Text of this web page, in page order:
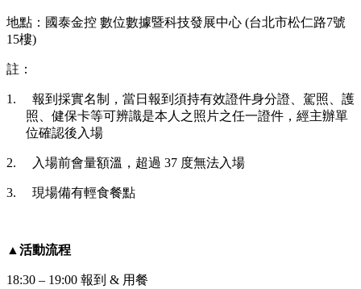
地點：國泰金控 數位數據暨科技發展中心 (台北市松仁路7號
15樓)
註：
1. 報到採實名制，當日報到須持有效證件身分證、駕照、護
照、健保卡等可辨識是本人之照片之任一證件，經主辦單
位確認後入場
2. 入場前會量額溫，超過 37 度無法入場
3. 現場備有輕食餐點
▲活動流程
18:30 – 19:00 報到 & 用餐